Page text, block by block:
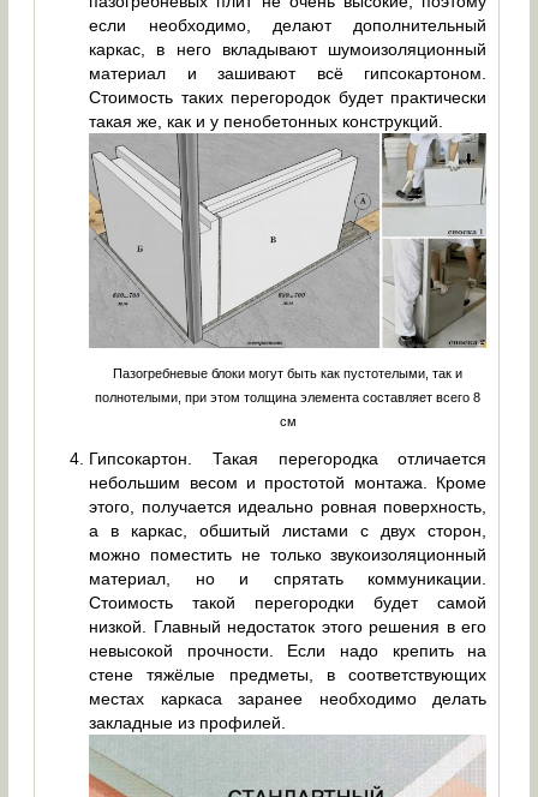
если необходимо, делают дополнительный
каркас, в него вкладывают шумоизоляционный
материал и зашивают всё гипсокартоном.
Стоимость таких перегородок будет практически
такая же, как и у пенобетонных конструкций.
Пазогребневые блоки могут быть как пустотелыми, так и
полнотелыми, при этом толщина элемента составляет всего 8
см
Гипсокартон. Такая перегородка отличается
небольшим весом и простотой монтажа. Кроме
этого, получается идеально ровная поверхность,
а в каркас, обшитый листами с двух сторон,
можно поместить не только звукоизоляционный
материал, но и спрятать коммуникации.
Стоимость такой перегородки будет самой
низкой. Главный недостаток этого решения в его
невысокой прочности. Если надо крепить на
стене тяжёлые предметы, в соответствующих
местах каркаса заранее необходимо делать
закладные из профилей.